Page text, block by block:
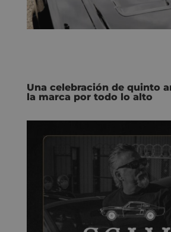
Una celebración de quinto
la marca por todo lo alto